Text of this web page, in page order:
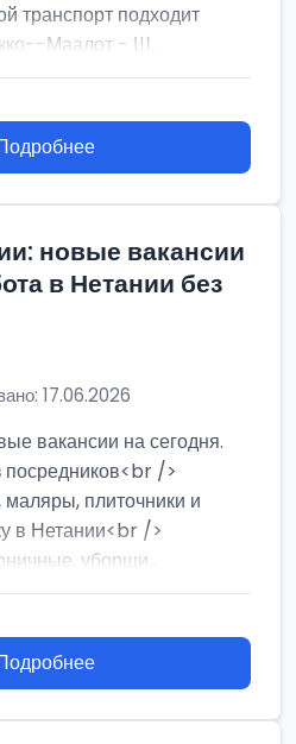
транспорт подходит
Маалот - Ш...
новые вакансии
в Нетании без
17.06.2026
вакансии на сегодня.
посредников<br />
маляры, плиточники и
в Нетании<br />
уборщи...